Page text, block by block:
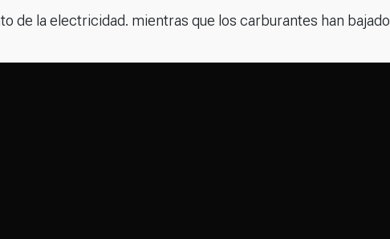
de la electricidad. mientras que los carburantes han bajado